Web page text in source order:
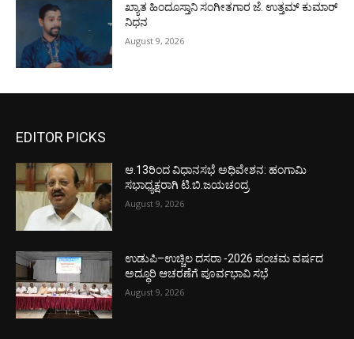
ಖ್ಯಾತ ಹಿಂದೂಸ್ತಾನಿ ಸಂಗೀತಗಾರ ಜೆ. ಉತ್ತಮ್ ಕುಮಾರ್
ನಿಧನ
August 9, 2026
EDITOR PICKS
ಆ.13ರಿಂದ ವಿಧಾನಸಭೆ ಅಧಿವೇಶನ: ಹಂಗಾಮಿ
ಸಭಾಧ್ಯಕ್ಷರಾಗಿ ಟಿ.ಬಿ.ಜಯಚಂದ್ರ
August 9, 2026
ಉಡುಪಿ–ಉಚ್ಚಿಲ ದಸರಾ -2026 ಪಂಚಮ ವರ್ಷದ
ಅದ್ಧೂರಿ ಆಚರಣೆಗೆ ಪೂರ್ವಭಾವಿ ಸಭೆ
August 9, 2026